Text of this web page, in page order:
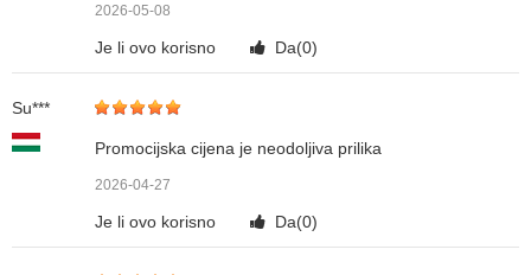
2026-05-08
Je li ovo korisno Da(0)
Su***
Promocijska cijena je neodoljiva prilika
2026-04-27
Je li ovo korisno Da(0)